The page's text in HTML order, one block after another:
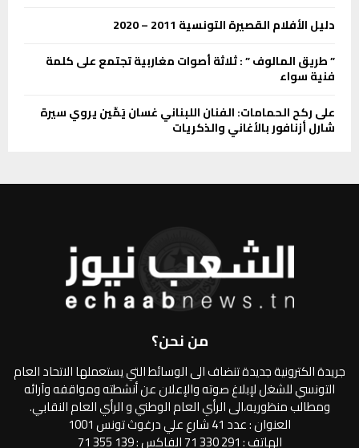
دليل الأفلام القصيرة التونسية 2011 – 2020
” طریق المالوف ” : ثلاثة أصوات مغاربیة تجتمع على كلمة
فنية سواء
على ركح الحمامات: الفنان اللبناني غسان يَمِّين يروي سيرة
شارل أزنافور بالأغاني والذكريات
من نحن؟
جريدة الكترونية جديدة تنضاف الى الوسائط التي يستعملها الاتحاد العام
التونسي للشغل لإبلاغ صوته والإعلان عن أنشطته ومواقفه وآرائه
ومطالب منظوريه،الى الرأي العام الوطني و الرأي العام النقابي.
العنوان : عدد 41 شارع علي درغوث تونس 1001
الهاتف : 291 330 71 الفاكس : 139 355 71